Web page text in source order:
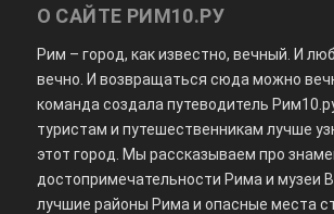
О САЙТЕ РИМ10.РУ
Рим – город, как известно, вечный. И
вечно. И возвращаться сюда можно
команда создала путеводитель
туристам и путешественникам лучше
этот город. Мы рассказываем про
достопримечательности Рима и музеи
лучшие районы Рима и опасные места